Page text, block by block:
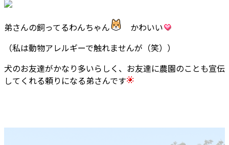
弟さんの飼ってるわんちゃん
かわいい
（私は動物アレルギーで触れませんが（笑））
犬のお友達がかなり多いらしく、お友達に農園のことも宣伝
してくれる頼りになる弟さんです